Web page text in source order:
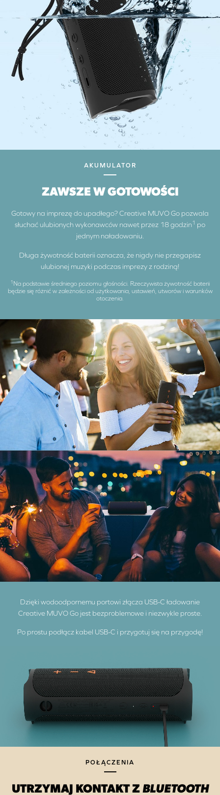
AKUMULATOR
ZAWSZE W GOTOWOŚCI
Gotowy na imprezę do upadłego? Creative MUVO Go pozwala
słuchać ulubionych wykonawców nawet przez 18 godzin1 po
jednym naładowaniu.
Długa żywotność baterii oznacza, że nigdy nie przegapisz
ulubionej muzyki podczas imprezy z rodziną!
1 Na podstawie średniego poziomu głośności. Rzeczywista żywotność baterii
będzie się różnić w zależności od użytkowania, ustawień, utworów i warunków
otoczenia.
Dzięki wodoodpornemu portowi złącza USB-C ładowanie
Creative MUVO Go jest bezproblemowe i niezwykle proste.
Po prostu podłącz kabel USB-C i przygotuj się na przygodę!
POŁĄCZENIA
UTRZYMAJ KONTAKT Z BLUETOOTH